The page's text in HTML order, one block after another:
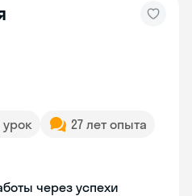
урок
27 лет опыта
через успехи